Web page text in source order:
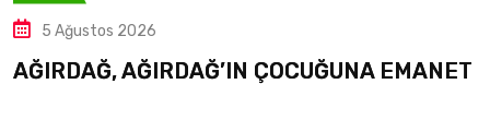
2026
AĞIRDAĞ’IN ÇOCUĞUNA EMANET